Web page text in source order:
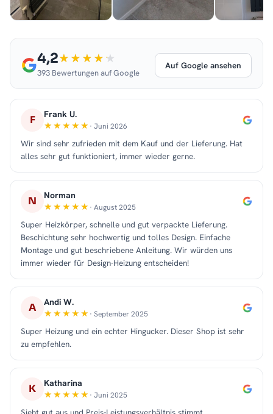
4,2
393 Bewertungen auf Google
Auf Google ansehen
F Frank U.
· Juni 2026
Wir sind sehr zufrieden mit dem Kauf und der Lieferung. Hat
alles sehr gut funktioniert, immer wieder gerne.
N Norman
· August 2025
Super Heizkörper, schnelle und gut verpackte Lieferung.
Beschichtung sehr hochwertig und tolles Design. Einfache
Montage und gut beschriebene Anleitung. Wir würden uns
immer wieder für Design-Heizung entscheiden!
A Andi W.
· September 2025
Super Heizung und ein echter Hingucker. Dieser Shop ist sehr
zu empfehlen.
K Katharina
· Juni 2025